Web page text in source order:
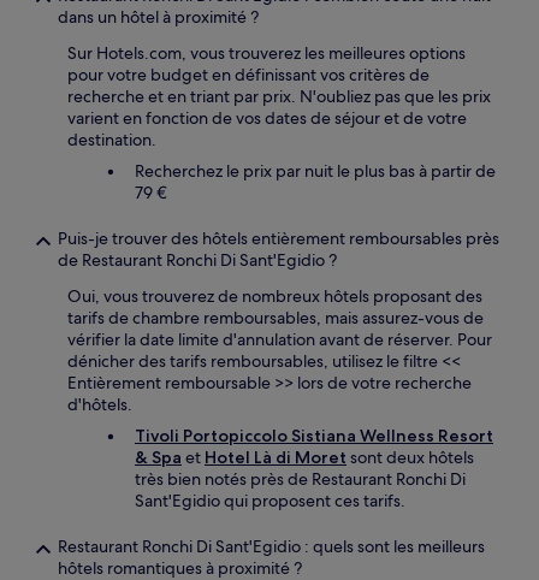
dans un hôtel à proximité ?
Sur Hotels.com, vous trouverez les meilleures options
pour votre budget en définissant vos critères de
recherche et en triant par prix. N'oubliez pas que les prix
varient en fonction de vos dates de séjour et de votre
destination.
Recherchez le prix par nuit le plus bas à partir de
79 €
Puis-je trouver des hôtels entièrement remboursables près
de Restaurant Ronchi Di Sant'Egidio ?
Oui, vous trouverez de nombreux hôtels proposant des
tarifs de chambre remboursables, mais assurez-vous de
vérifier la date limite d'annulation avant de réserver. Pour
dénicher des tarifs remboursables, utilisez le filtre <<
Entièrement remboursable >> lors de votre recherche
d'hôtels.
Tivoli Portopiccolo Sistiana Wellness Resort
& Spa et Hotel Là di Moret sont deux hôtels
très bien notés près de Restaurant Ronchi Di
Sant'Egidio qui proposent ces tarifs.
Restaurant Ronchi Di Sant'Egidio : quels sont les meilleurs
hôtels romantiques à proximité ?